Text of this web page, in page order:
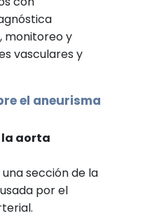
monitoreo y
vasculares y
el aneurisma
la aorta
sección de la
por el